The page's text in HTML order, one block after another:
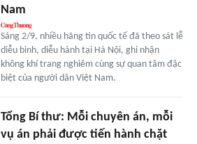
Nam
Sáng 2/9, nhiều hãng tin quốc tế đã theo sát lễ
diễu binh, diễu hành tại Hà Nội, ghi nhận
không khí trang nghiêm cùng sự quan tâm đặc
biệt của người dân Việt Nam.
Tổng Bí thư: Mỗi chuyên án, mỗi
vụ án phải được tiến hành chặt